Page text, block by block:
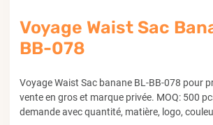
Voyage Waist Sac
BB-078
Voyage Waist Sac banane BL-BB-078 pour
vente en gros et marque privée. MOQ: 500
demande avec quantité, matière, logo,